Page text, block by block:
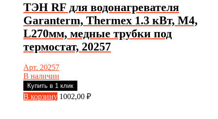
ТЭН RF для водонагревателя
Garanterm, Thermex 1.3 кВт, М4,
L270мм, медные трубки под
термостат, 20257
Арт. 20257
В наличии
Купить в 1 клик
В корзину 1002,00 ₽